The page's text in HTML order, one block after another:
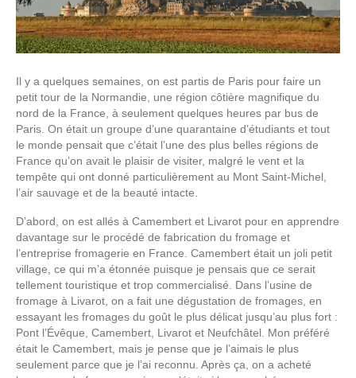
Il y a quelques semaines, on est partis de Paris pour faire un
petit tour de la Normandie, une région côtière magnifique du
nord de la France, à seulement quelques heures par bus de
Paris. On était un groupe d’une quarantaine d’étudiants et tout
le monde pensait que c’était l’une des plus belles régions de
France qu’on avait le plaisir de visiter, malgré le vent et la
tempête qui ont donné particulièrement au Mont Saint-Michel,
l’air sauvage et de la beauté intacte.
D’abord, on est allés à Camembert et Livarot pour en apprendre
davantage sur le procédé de fabrication du fromage et
l’entreprise fromagerie en France. Camembert était un joli petit
village, ce qui m’a étonnée puisque je pensais que ce serait
tellement touristique et trop commercialisé. Dans l’usine de
fromage à Livarot, on a fait une dégustation de fromages, en
essayant les fromages du goût le plus délicat jusqu’au plus fort :
Pont l’Évêque, Camembert, Livarot et Neufchâtel. Mon préféré
était le Camembert, mais je pense que je l’aimais le plus
seulement parce que je l’ai reconnu. Après ça, on a acheté